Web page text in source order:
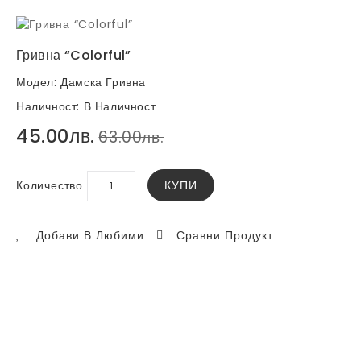
Гривна “Colorful”
Модел: Дамска Гривна
Наличност: В Наличност
45.00лв. 63.00лв.
Количество КУПИ
Добави В Любими Сравни Продукт